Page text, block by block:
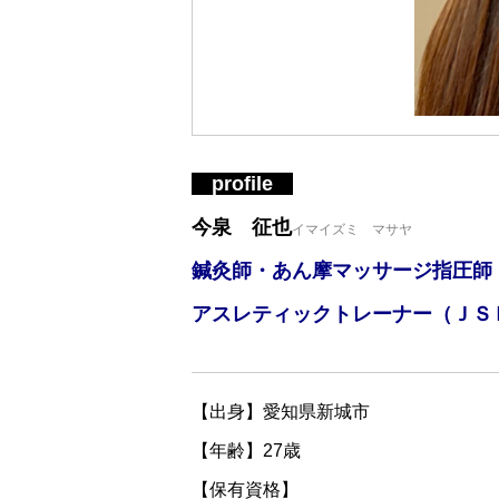
profile
今泉 征也イマイズミ マサヤ
鍼灸師・あん摩マッサージ指圧師
アスレティックトレーナー（ＪＳ
【出身】愛知県新城市⁡
⁡【年齢】27歳⁡⁡
⁡【保有資格】